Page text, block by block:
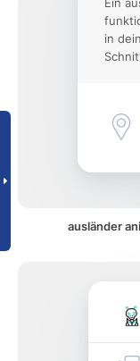
in
ausländer